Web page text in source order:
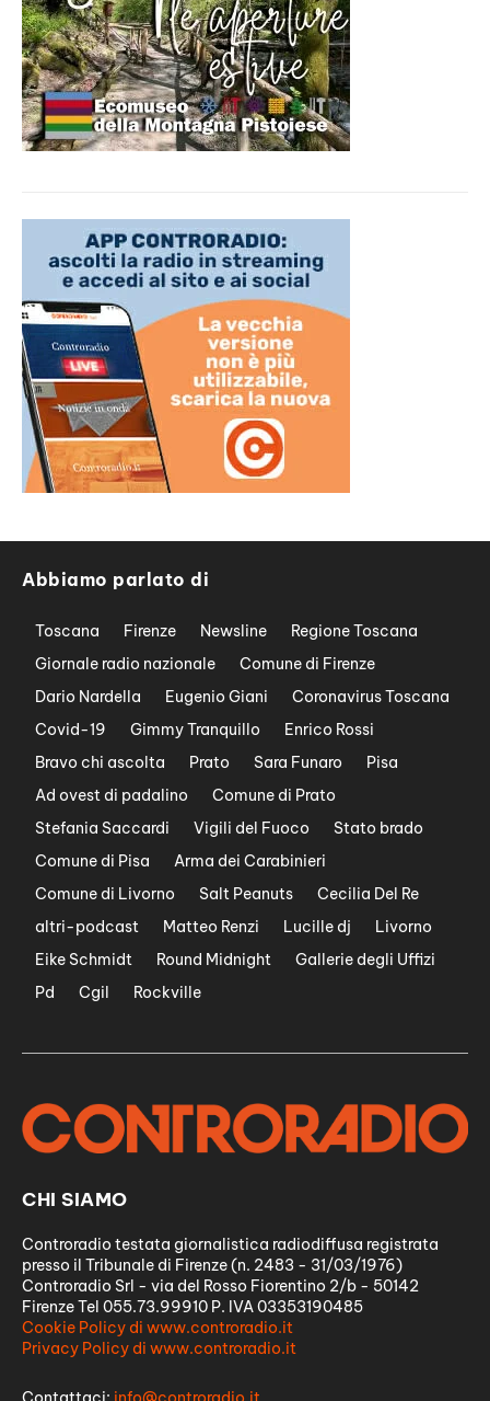
Abbiamo parlato di
Toscana Firenze Newsline
Regione Toscana
Giornale radio nazionale
Comune di Firenze
Dario Nardella
Eugenio Giani
Coronavirus Toscana
Covid-19
Gimmy Tranquillo
Enrico Rossi
Bravo chi ascolta
Prato Sara Funaro
Pisa
Ad ovest di padalino
Comune di Prato
Stefania Saccardi
Vigili del Fuoco
Stato brado
Comune di Pisa
Arma dei Carabinieri
Comune di Livorno
Salt Peanuts
Cecilia Del Re
altri-podcast
Matteo Renzi Lucille dj
Livorno
Eike Schmidt
Round Midnight
Gallerie degli Uffizi
Pd
Cgil Rockville
CHI SIAMO
Controradio testata giornalistica radiodiffusa registrata
presso il Tribunale di Firenze (n. 2483 - 31/03/1976)
Controradio Srl - via del Rosso Fiorentino 2/b - 50142
Firenze Tel 055.73.99910 P. IVA 03353190485
Cookie Policy di www.controradio.it
Privacy Policy di www.controradio.it